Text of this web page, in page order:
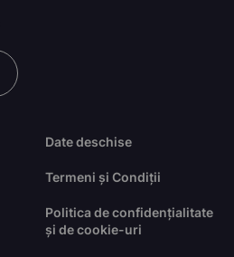
Date deschise
Termeni și Condiții
Politica de confidențialitate
și de cookie-uri